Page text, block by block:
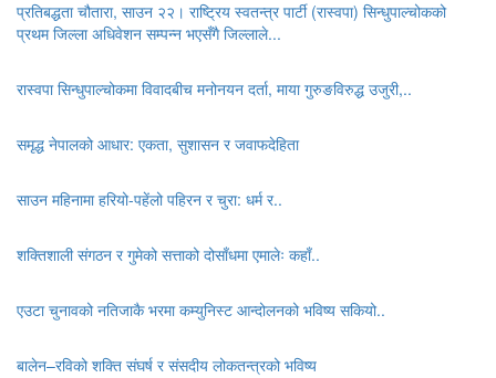
प्रतिबद्धता चौतारा, साउन २२। राष्ट्रिय स्वतन्त्र पार्टी (रास्वपा) सिन्धुपाल्चोकको
प्रथम जिल्ला अधिवेशन सम्पन्न भएसँगै जिल्लाले...
रास्वपा सिन्धुपाल्चोकमा विवादबीच मनोनयन दर्ता, माया गुरुङविरुद्ध उजुरी,..
समृद्ध नेपालको आधार: एकता, सुशासन र जवाफदेहिता
साउन महिनामा हरियो-पहेंलो पहिरन र चुरा: धर्म र..
शक्तिशाली संगठन र गुमेको सत्ताको दोसाँधमा एमालेः कहाँ..
एउटा चुनावको नतिजाकै भरमा कम्युनिस्ट आन्दोलनको भविष्य सकियो..
बालेन–रविको शक्ति संघर्ष र संसदीय लोकतन्त्रको भविष्य